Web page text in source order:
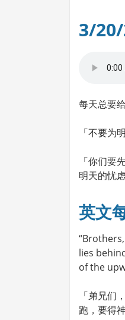
3/
每天总要
「不要为
「你们要
明天的忧
英文
lies
of the
「弟兄们
跑，要得